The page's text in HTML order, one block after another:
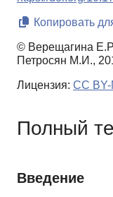
Копировать
© Верещагина
Петросян М.И.,
Лицензия: CC
Полный
Введение